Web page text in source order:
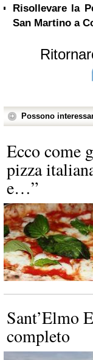
Risollevare la
San Martino a
Possono
Ecco come
pizza
e…”
Sant’Elmo
completo